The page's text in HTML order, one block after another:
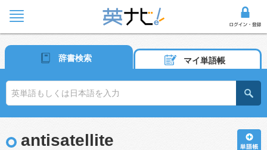
辞書検索 マイ単語帳
antisatellite